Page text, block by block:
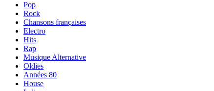
Pop
Rock
Chansons françaises
Electro
Hits
Rap
Musique Alternative
Oldies
Années 80
House